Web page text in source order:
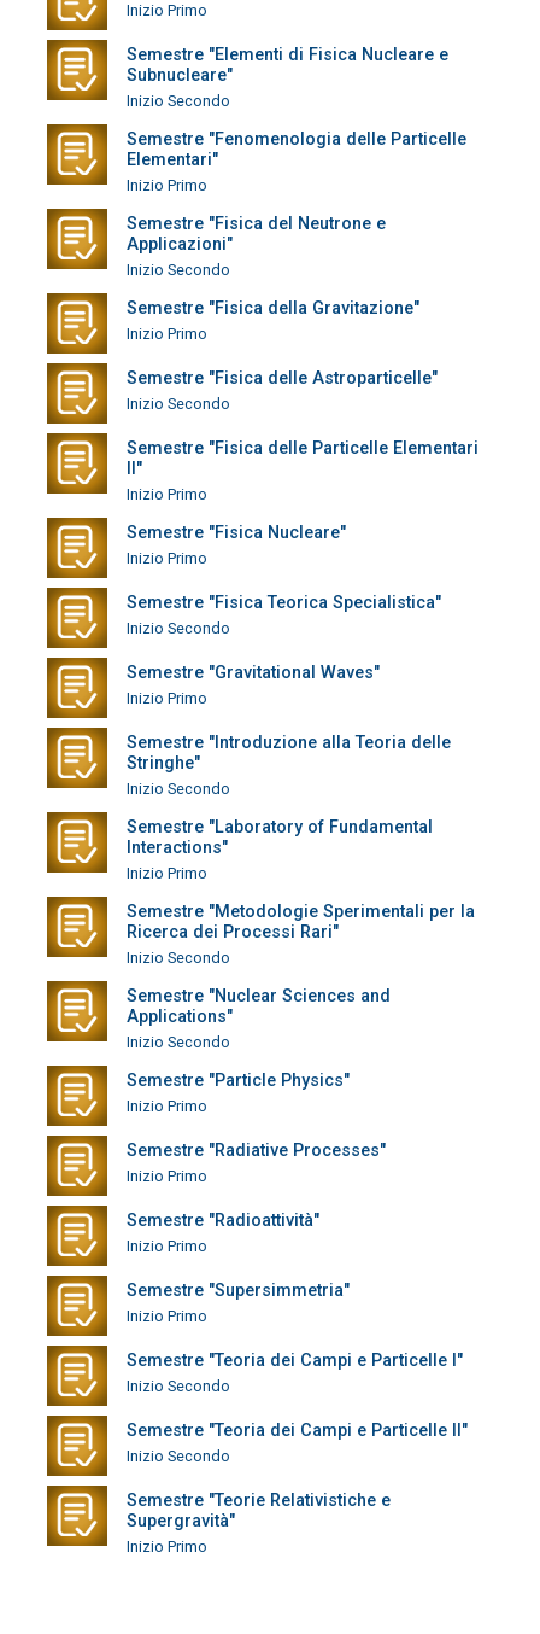
Inizio Primo
Semestre "Elementi di Fisica Nucleare e
Subnucleare"
Inizio Secondo
Semestre "Fenomenologia delle Particelle
Elementari"
Inizio Primo
Semestre "Fisica del Neutrone e
Applicazioni"
Inizio Secondo
Semestre "Fisica della Gravitazione"
Inizio Primo
Semestre "Fisica delle Astroparticelle"
Inizio Secondo
Semestre "Fisica delle Particelle Elementari
II"
Inizio Primo
Semestre "Fisica Nucleare"
Inizio Primo
Semestre "Fisica Teorica Specialistica"
Inizio Secondo
Semestre "Gravitational Waves"
Inizio Primo
Semestre "Introduzione alla Teoria delle
Stringhe"
Inizio Secondo
Semestre "Laboratory of Fundamental
Interactions"
Inizio Primo
Semestre "Metodologie Sperimentali per la
Ricerca dei Processi Rari"
Inizio Secondo
Semestre "Nuclear Sciences and
Applications"
Inizio Secondo
Semestre "Particle Physics"
Inizio Primo
Semestre "Radiative Processes"
Inizio Primo
Semestre "Radioattività"
Inizio Primo
Semestre "Supersimmetria"
Inizio Primo
Semestre "Teoria dei Campi e Particelle I"
Inizio Secondo
Semestre "Teoria dei Campi e Particelle II"
Inizio Secondo
Semestre "Teorie Relativistiche e
Supergravità"
Inizio Primo